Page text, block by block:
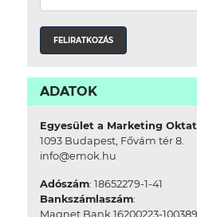
ADATOK
Egyesület a Marketing
1093 Budapest, Fővám tér 8.
info@emok.hu
Adószám: 18652279-1-41
Bankszámlaszám:
Magnet Bank 16200223-